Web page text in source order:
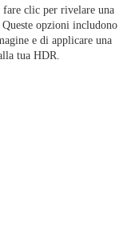
clic per rivelare una
opzioni includono
e di applicare una
tua HDR.